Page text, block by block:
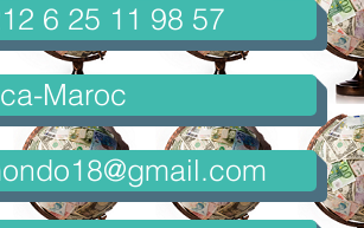
6 25 11 98 57
Maroc